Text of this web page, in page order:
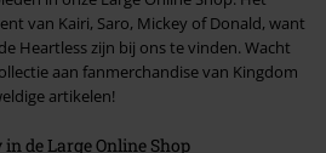
van Kairi, Saro, Mickey of Donald, want
Heartless zijn bij ons te vinden. Wacht
aan fanmerchandise van Kingdom
artikelen!
de Large Online Shop